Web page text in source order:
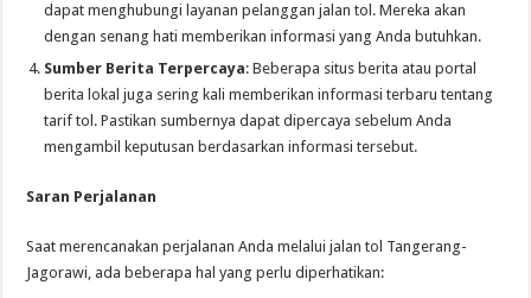
dapat menghubungi layanan pelanggan jalan tol. Mereka akan
dengan senang hati memberikan informasi yang Anda butuhkan.
Sumber Berita Terpercaya: Beberapa situs berita atau portal
berita lokal juga sering kali memberikan informasi terbaru tentang
tarif tol. Pastikan sumbernya dapat dipercaya sebelum Anda
mengambil keputusan berdasarkan informasi tersebut.
Saran Perjalanan
Saat merencanakan perjalanan Anda melalui jalan tol Tangerang-
Jagorawi, ada beberapa hal yang perlu diperhatikan: